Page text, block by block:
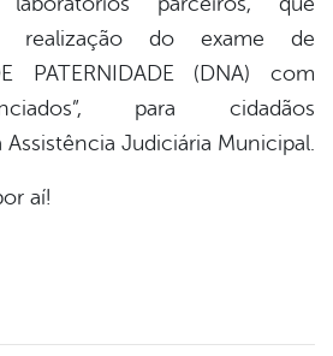
realização do exame de
PATERNIDADE (DNA) com
para cidadãos
Judiciária Municipal.
aí!